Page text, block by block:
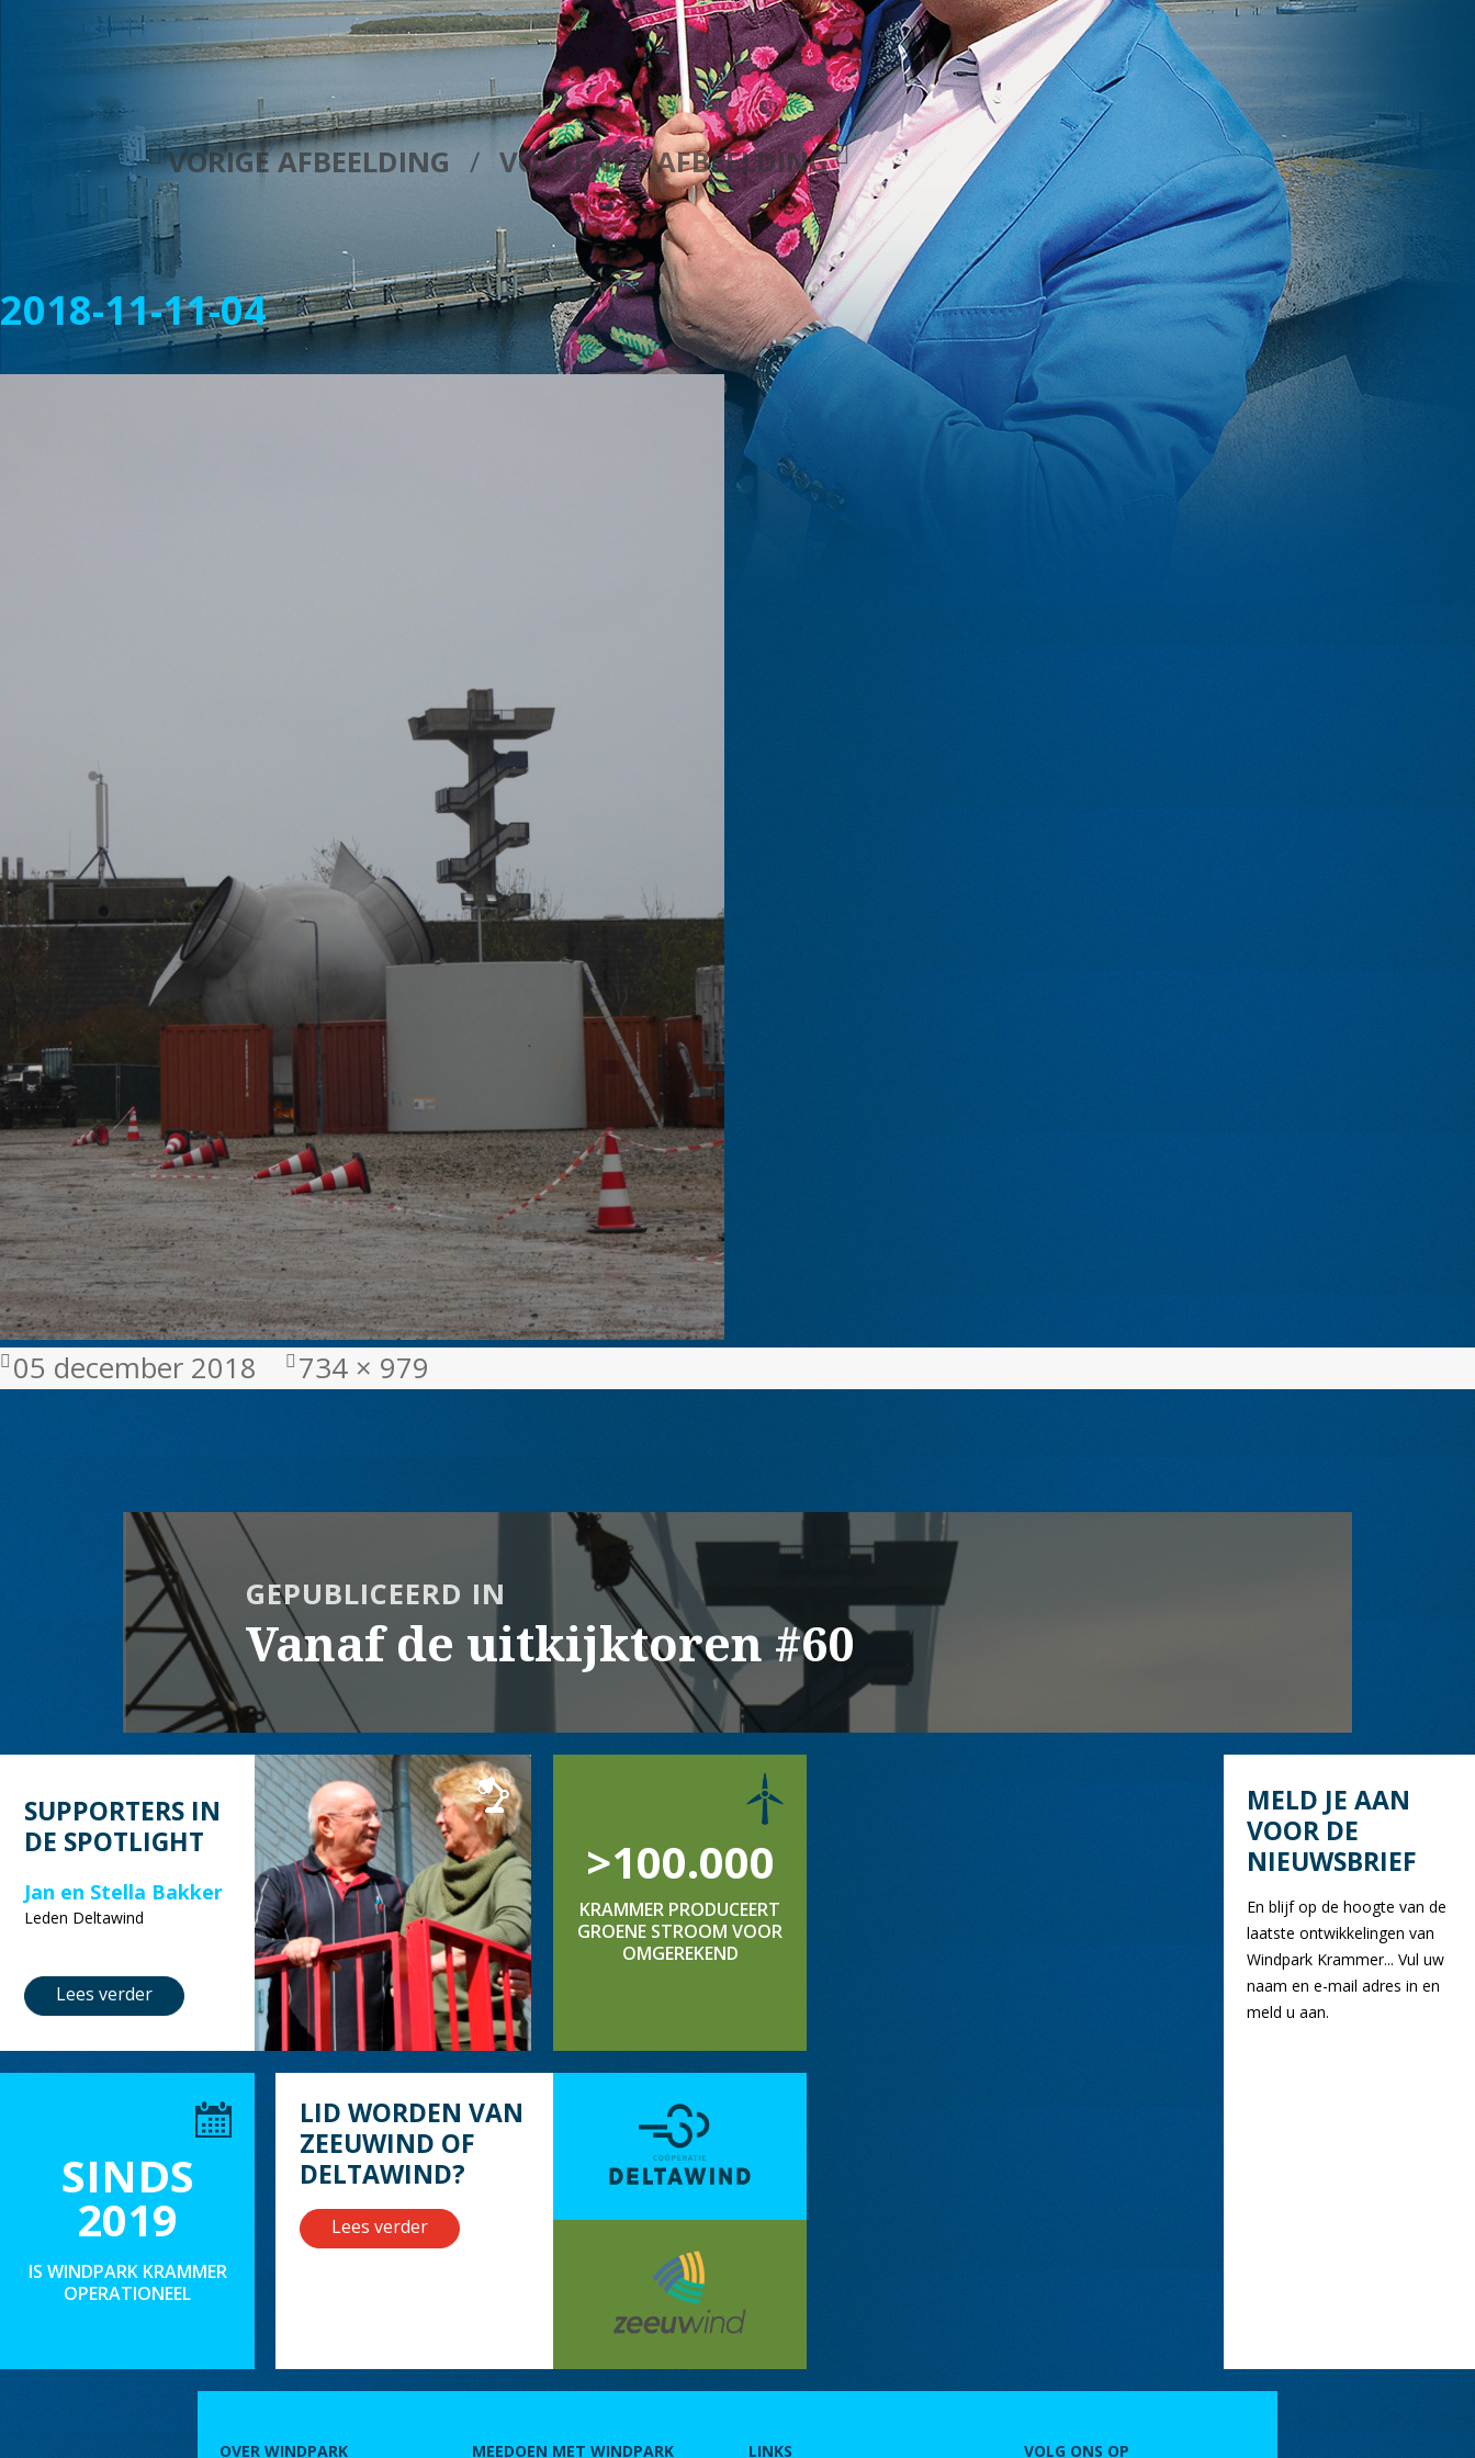
VORIGE AFBEELDING VOLGENDE AFBEELDING
2018-11-11-04
Geplaatst
05 december 2018
Volledige
734 × 979
Bericht
navigatie
GEPUBLICEERD IN
Vanaf de uitkijktoren #60
SUPPORTERS IN
DE SPOTLIGHT
Jan en Stella Bakker
Leden Deltawind
Lees verder
>100.000
KRAMMER PRODUCEERT
GROENE STROOM VOOR
OMGEREKEND
SINDS
2019
IS WINDPARK KRAMMER
OPERATIONEEL
LID WORDEN VAN
ZEEUWIND OF
DELTAWIND?
Lees verder
MELD JE AAN
VOOR DE
NIEUWSBRIEF
En blijf op de hoogte van de
laatste ontwikkelingen van
Windpark Krammer... Vul uw
naam en e-mail adres in en
meld u aan.
OVER WINDPARK MEEDOEN MET WINDPARK LINKS VOLG ONS OP